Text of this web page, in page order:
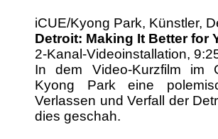
iCUE/Kyong Park, Künstler,
Detroit: Making It Better for
2-Kanal-Videoinstallation,
In dem Video-Kurzfilm im
Kyong Park eine
Verlassen und Verfall der
dies geschah.